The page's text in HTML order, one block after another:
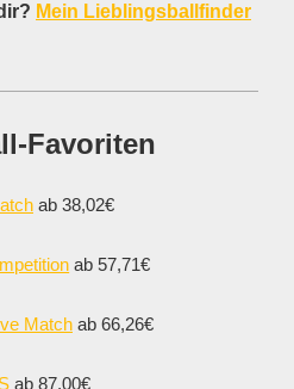
Mein Lieblingsballfinder
Favoriten
ab 38,02€
ab 57,71€
UMBRO Neo Swerve Match ab 66,26€
ab 87,00€